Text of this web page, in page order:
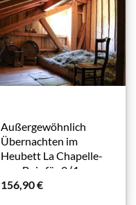
Außergewöhnlich
Übernachten im
Heubett La Chapelle-
aux-Bois für 2 (1
Nacht)
156,90€